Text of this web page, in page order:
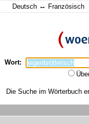
Deutsch ↔ Französisch
Wort:
Die Suche im Wörterbuch